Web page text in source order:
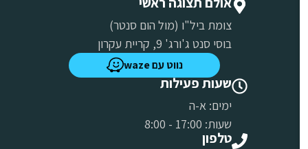
צומת ביל"ו (מול הום סנטר)
בוסי סנט ג'ורג' 9, קריית עקרון
נווט עם waze
שעות פעילות
ימים: א-ה
שעות: 17:00 - 8:00
טלפון